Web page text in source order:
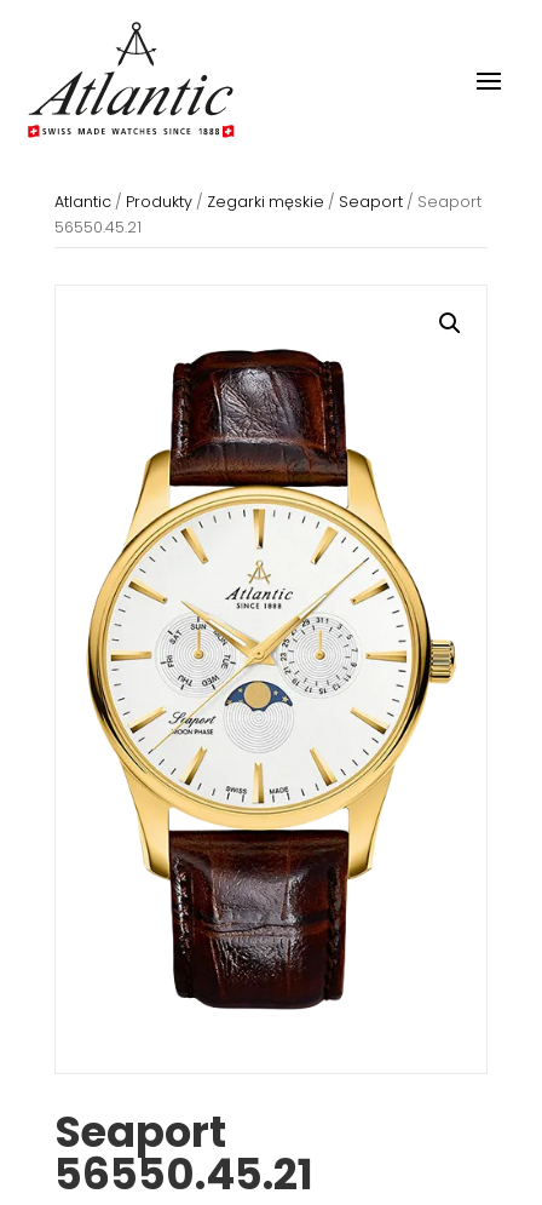
Atlantic/ Produkty/ Zegarki męskie / Seaport/ Seaport
56550.45.21
Seaport
56550.45.21